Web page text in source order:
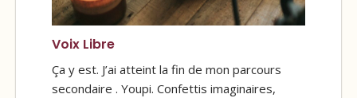
Voix Libre
Ça y est. J’ai atteint la fin de mon parcours
secondaire . Youpi. Confettis imaginaires,